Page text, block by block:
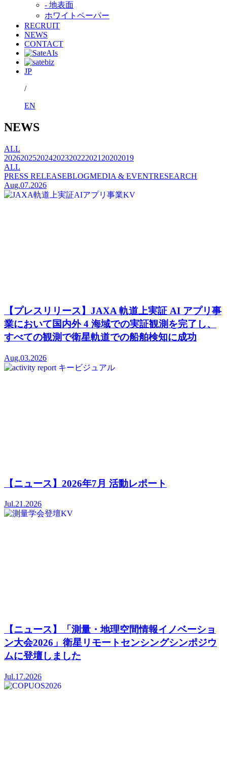
- 地表面
ホワイトペーパー
RECRUIT
NEWS
CONTACT
JP
/
EN
NEWS
ALL
202620252024202320222021 20202019
ALL
PRESS RELEASEBLOGMEDIA & EVENTRESEARCH
Aug.07.2026
【プレスリリース】JAXA 軌道上実証 AI アプリ事
業において国内外 4 海域での実証観測を完了し、
すべての観測で衛星軌道での船舶検知に成功
Aug.03.2026
【ニュース】2026年7月 活動レポート
Jul.21.2026
【ニュース】「測量・地理空間情報イノベーショ
ン大会2026」衛星リモートセンシングシンポジウ
ムに登壇しました
Jul.17.2026